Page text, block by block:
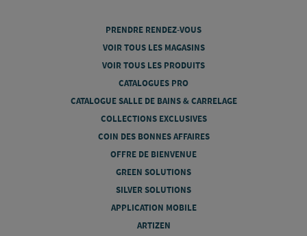
PRENDRE RENDEZ-VOUS
VOIR TOUS LES MAGASINS
VOIR TOUS LES PRODUITS
CATALOGUES PRO
CATALOGUE SALLE DE BAINS & CARRELAGE
COLLECTIONS EXCLUSIVES
COIN DES BONNES AFFAIRES
OFFRE DE BIENVENUE
GREEN SOLUTIONS
SILVER SOLUTIONS
APPLICATION MOBILE
ARTIZEN